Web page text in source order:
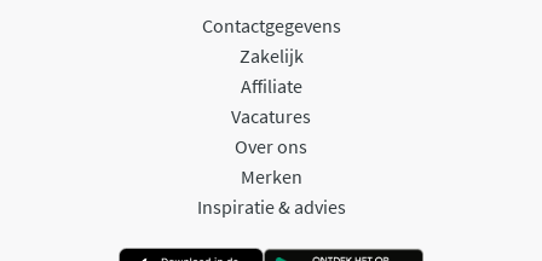
Contactgegevens
Zakelijk
Affiliate
Vacatures
Over ons
Merken
Inspiratie & advies